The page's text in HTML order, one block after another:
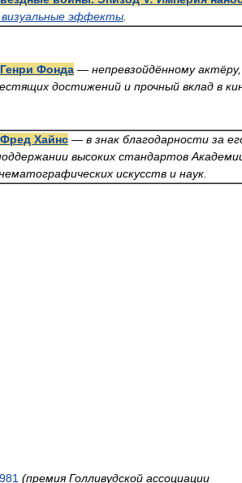
визуальные эффекты.
Генри Фонда — непревзойдённому
достижений и прочный вклад в
Фред Хайнс — в знак благодарности за
высоких стандартов
искусств и наук.
(премия Голливудской ассоциации